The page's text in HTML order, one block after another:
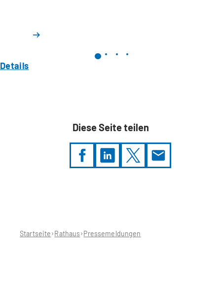
Details
Diese Seite teilen
Startseite Rathaus Pressemeldungen